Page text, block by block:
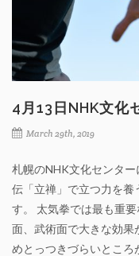
4月13日NHK文
March 29th, 2019
札幌のNHK文化センタ
伝「立禅」で立つ力を養
す。 太気拳では最も重
面、武術面で大きな効果
めとっつきづらいところ